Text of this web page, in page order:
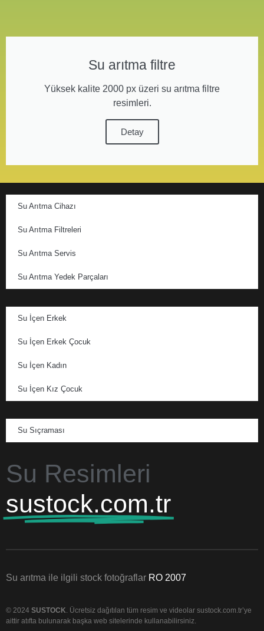
Su arıtma filtre
Yüksek kalite 2000 px üzeri su arıtma filtre
resimleri.
Detay
Su Arıtma Cihazı
Su Arıtma Filtreleri
Su Arıtma Servis
Su Arıtma Yedek Parçaları
Su İçen Erkek
Su İçen Erkek Çocuk
Su İçen Kadın
Su İçen Kız Çocuk
Su Sıçraması
Su Resimleri
sustock.com.tr
Su arıtma ile ilgili stock fotoğraflar RO 2007
© 2024 SUSTOCK. Ücretsiz dağıtılan tüm resim ve videolar sustock.com.tr’ye
aittir atıfta bulunarak başka web sitelerinde kullanabilirsiniz.